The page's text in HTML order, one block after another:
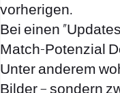
vorherigen.
Bei einen
Match-Potenzial
Unter anderem